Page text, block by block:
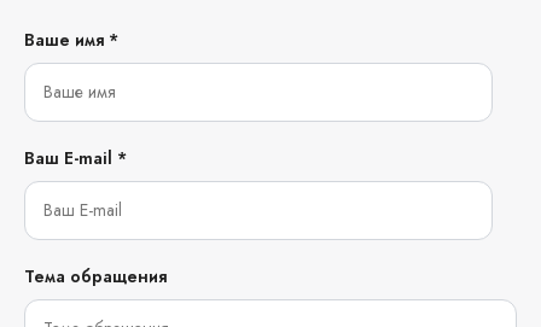
Ваше имя *
Ваш E-mail *
Тема обращения